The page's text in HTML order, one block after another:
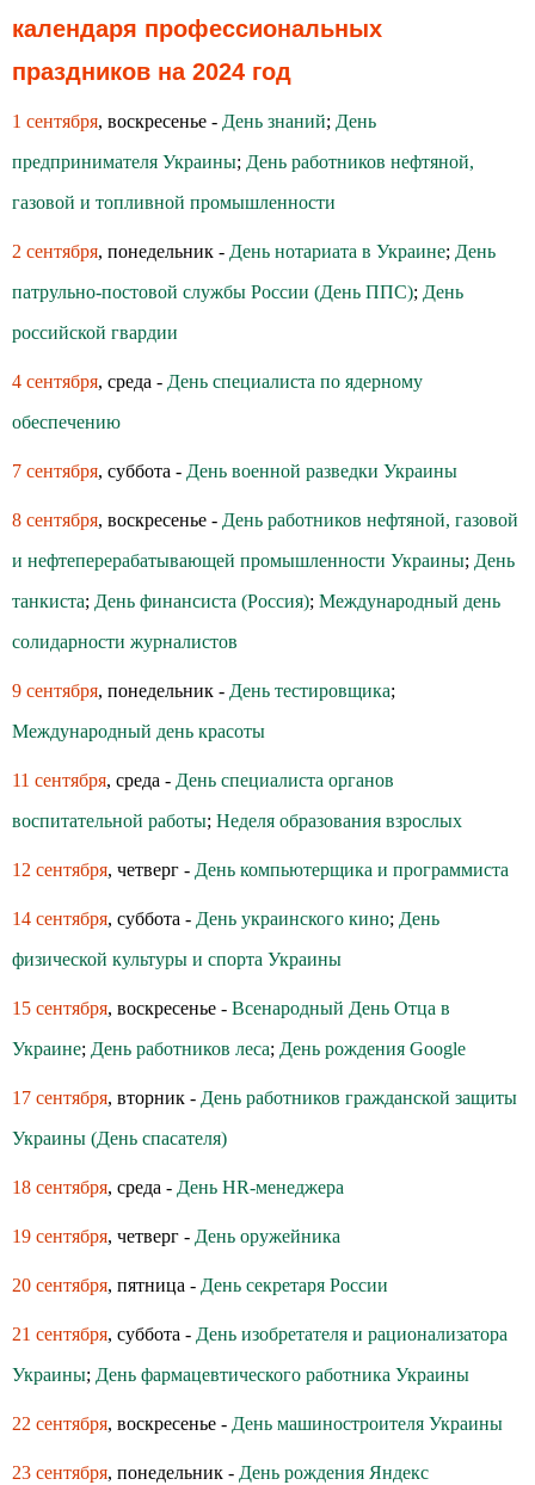
календаря профессиональных
праздников на 2024 год
1 сентября, воскресенье - День знаний; День
предпринимателя Украины; День работников нефтяной,
газовой и топливной промышленности
2 сентября, понедельник - День нотариата в Украине; День
патрульно-постовой службы России (День ППС); День
российской гвардии
4 сентября, среда - День специалиста по ядерному
обеспечению
7 сентября, суббота - День военной разведки Украины
8 сентября, воскресенье - День работников нефтяной, газовой
и нефтеперерабатывающей промышленности Украины; День
танкиста; День финансиста (Россия); Международный день
солидарности журналистов
9 сентября, понедельник - День тестировщика;
Международный день красоты
11 сентября, среда - День специалиста органов
воспитательной работы; Неделя образования взрослых
12 сентября, четверг - День компьютерщика и программиста
14 сентября, суббота - День украинского кино; День
физической культуры и спорта Украины
15 сентября, воскресенье - Всенародный День Отца в
Украине; День работников леса; День рождения Google
17 сентября, вторник - День работников гражданской защиты
Украины (День спасателя)
18 сентября, среда - День HR-менеджера
19 сентября, четверг - День оружейника
20 сентября, пятница - День секретаря России
21 сентября, суббота - День изобретателя и рационализатора
Украины; День фармацевтического работника Украины
22 сентября, воскресенье - День машиностроителя Украины
23 сентября, понедельник - День рождения Яндекс